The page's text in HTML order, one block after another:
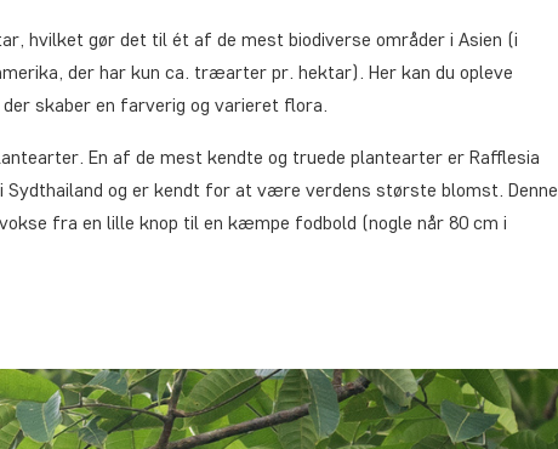
hvilket gør det til ét af de mest biodiverse områder i Asien (i
der har kun ca. træarter pr. hektar). Her kan du opleve
skaber en farverig og varieret flora.
En af de mest kendte og truede plantearter er Rafflesia
og er kendt for at være verdens største blomst. Denne
fra en lille knop til en kæmpe fodbold (nogle når 80 cm i